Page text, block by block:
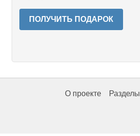
ПОЛУЧИТЬ ПОДАРОК
О проекте Разделы